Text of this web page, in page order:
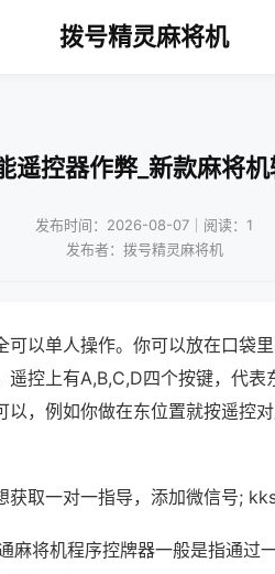
拨号精灵麻将机
遥控器作弊_新款麻将
发布时间：2026-08-07｜阅读：1
发布者：拨号精灵麻将机
可以单人操作。你可以放在口袋
控上有A,B,C,D四个按键，代
以，例如你做在东位置就按遥控
取一对一指导，添加微信号;
麻将机程序控牌器一般是指通过